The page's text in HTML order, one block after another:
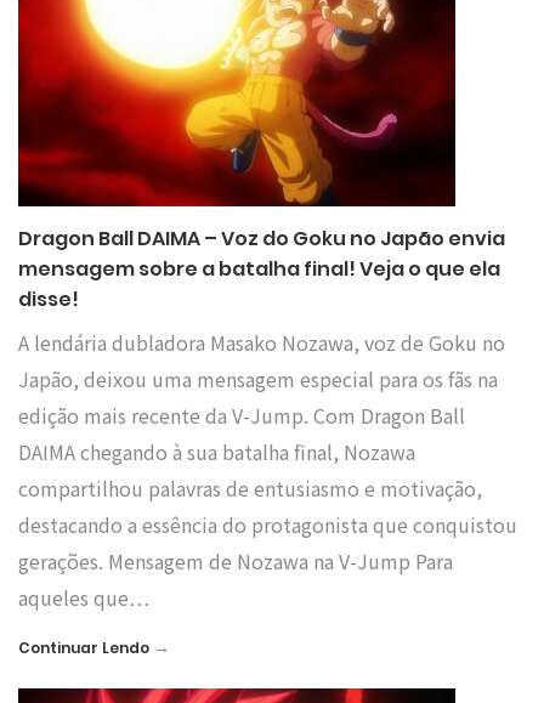
Dragon Ball DAIMA – Voz do Goku no Japão envia
mensagem sobre a batalha final! Veja o que ela
disse!
A lendária dubladora Masako Nozawa, voz de Goku no
Japão, deixou uma mensagem especial para os fãs na
edição mais recente da V-Jump. Com Dragon Ball
DAIMA chegando à sua batalha final, Nozawa
compartilhou palavras de entusiasmo e motivação,
destacando a essência do protagonista que conquistou
gerações. Mensagem de Nozawa na V-Jump Para
aqueles que…
Continuar Lendo →